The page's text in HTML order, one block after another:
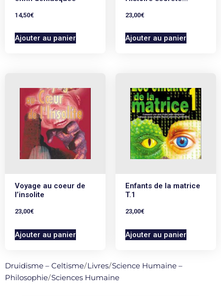
14,50€
Ajouter au panier
23,00€
Ajouter au panier
Voyage au coeur de
l’insolite
23,00€
Ajouter au panier
Enfants de la matrice
T.1
23,00€
Ajouter au panier
Druidisme – Celtisme/Livres/Science Humaine –
Philosophie/Sciences Humaine